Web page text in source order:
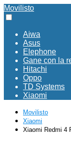
Movilisto
Aiwa
Asus
Elephone
Gane con la
Hitachi
Oppo
TD Systems
Xiaomi
Movilisto
Xiaomi
Xiaomi Redmi 4